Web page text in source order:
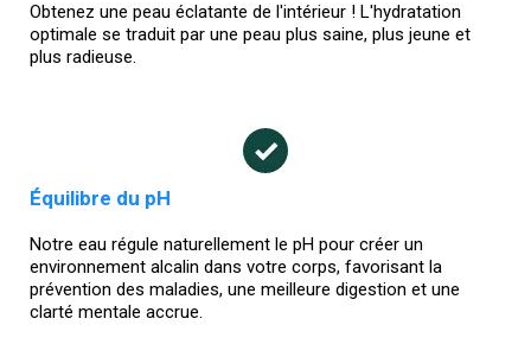
Obtenez une peau éclatante de l'intérieur ! L'hydratation
optimale se traduit par une peau plus saine, plus jeune et
plus radieuse.
Équilibre du pH
Notre eau régule naturellement le pH pour créer un
environnement alcalin dans votre corps, favorisant la
prévention des maladies, une meilleure digestion et une
clarté mentale accrue.